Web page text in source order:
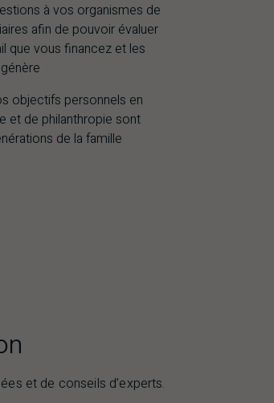
à vos organismes de
afin de pouvoir évaluer
que vous financez et les
objectifs personnels en
et de philanthropie sont
de la famille
et de conseils d’experts.